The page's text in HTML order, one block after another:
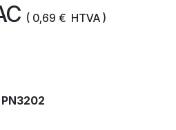
( 0,69 € HTVA )
PN3202